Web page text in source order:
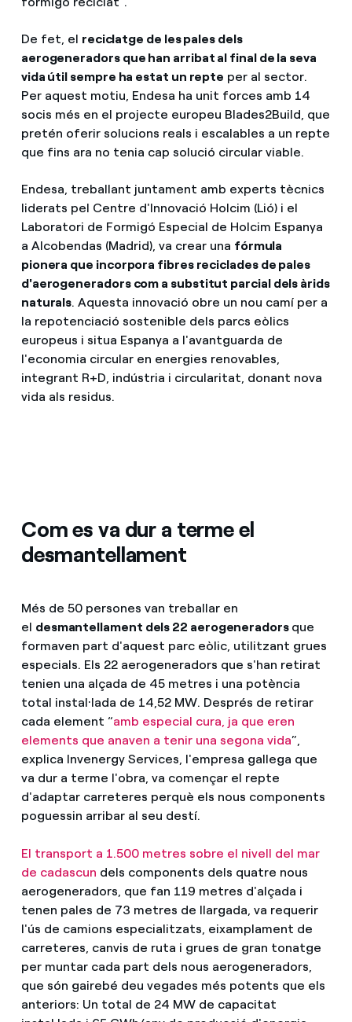
De fet, el reciclatge de les pales dels
aerogeneradors que han arribat al final de la seva
vida útil sempre ha estat un repte per al sector.
Per aquest motiu, Endesa ha unit forces amb 14
socis més en el projecte europeu Blades2Build, que
pretén oferir solucions reals i escalables a un repte
que fins ara no tenia cap solució circular viable.
Endesa, treballant juntament amb experts tècnics
liderats pel Centre d'Innovació Holcim (Lió) i el
Laboratori de Formigó Especial de Holcim Espanya
a Alcobendas (Madrid), va crear una fórmula
pionera que incorpora fibres reciclades de pales
d'aerogeneradors com a substitut parcial dels àrids
naturals. Aquesta innovació obre un nou camí per a
la repotenciació sostenible dels parcs eòlics
europeus i situa Espanya a l'avantguarda de
l'economia circular en energies renovables,
integrant R+D, indústria i circularitat, donant nova
vida als residus.
Com es va dur a terme el
desmantellament
Més de 50 persones van treballar en
el desmantellament dels 22 aerogeneradors que
formaven part d'aquest parc eòlic, utilitzant grues
especials. Els 22 aerogeneradors que s'han retirat
tenien una alçada de 45 metres i una potència
total instal·lada de 14,52 MW. Després de retirar
cada element “amb especial cura, ja que eren
elements que anaven a tenir una segona vida”,
explica Invenergy Services, l'empresa gallega que
va dur a terme l'obra, va començar el repte
d'adaptar carreteres perquè els nous components
poguessin arribar al seu destí.
El transport a 1.500 metres sobre el nivell del mar
de cadascun dels components dels quatre nous
aerogeneradors, que fan 119 metres d'alçada i
tenen pales de 73 metres de llargada, va requerir
l'ús de camions especialitzats, eixamplament de
carreteres, canvis de ruta i grues de gran tonatge
per muntar cada part dels nous aerogeneradors,
que són gairebé deu vegades més potents que els
anteriors: Un total de 24 MW de capacitat